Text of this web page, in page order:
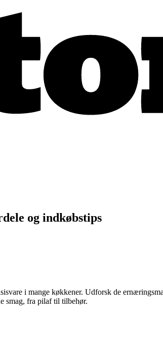
og indkøbstips
i mange køkkener. Udforsk de
smag, fra pilaf til tilbehør.